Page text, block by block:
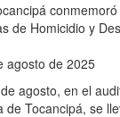
de Homicidio y
agosto de 2025
agosto, en el
de Tocancipá, se